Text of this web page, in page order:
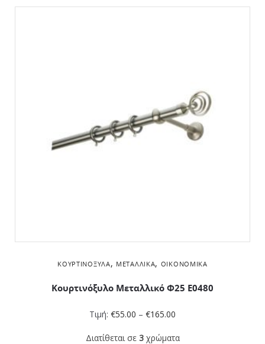
ΚΟΥΡΤΙΝΌΞΥΛΑ, ΜΕΤΑΛΛΙΚΆ, ΟΙΚΟΝΟΜΙΚΆ
Κουρτινόξυλο Μεταλλικό Φ25 Ε0480
Τιμή: €55.00 – €165.00
Διατίθεται σε 3χρώματα